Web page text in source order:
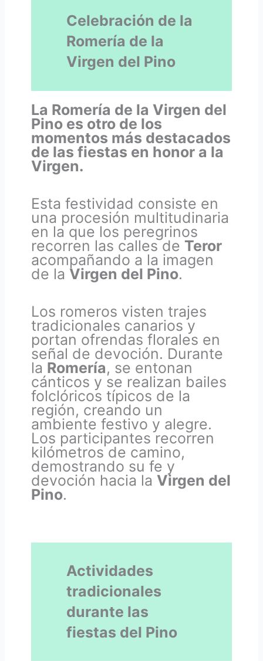
Celebración de la
Romería de la
Virgen del Pino
La Romería de la Virgen del
Pino es otro de los
momentos más destacados
de las fiestas en honor a la
Virgen.
Esta festividad consiste en
una procesión multitudinaria
en la que los peregrinos
recorren las calles de Teror
acompañando a la imagen
de la Virgen del Pino.
Los romeros visten trajes
tradicionales canarios y
portan ofrendas florales en
señal de devoción. Durante
la Romería, se entonan
cánticos y se realizan bailes
folclóricos típicos de la
región, creando un
ambiente festivo y alegre.
Los participantes recorren
kilómetros de camino,
demostrando su fe y
devoción hacia la Virgen del
Pino.
Actividades
tradicionales
durante las
fiestas del Pino